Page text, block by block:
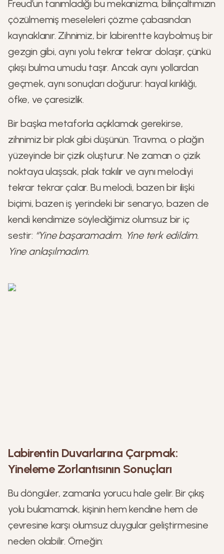
Freud’un tanımladığı bu mekanizma, bilinçaltımızın
çözülmemiş meseleleri çözme çabasından
kaynaklanır. Zihnimiz, bir labirentte kaybolmuş bir
gezgin gibi, aynı yolu tekrar tekrar dolaşır, çünkü
çıkışı bulma umudu taşır. Ancak aynı yollardan
geçmek, aynı sonuçları doğurur: hayal kırıklığı,
öfke, ve çaresizlik.
Bir başka metaforla açıklamak gerekirse,
zihnimiz bir plak gibi düşünün. Travma, o plağın
yüzeyinde bir çizik oluşturur. Ne zaman o çizik
noktaya ulaşsak, plak takılır ve aynı melodiyi
tekrar tekrar çalar. Bu melodi, bazen bir ilişki
biçimi, bazen iş yerindeki bir senaryo, bazen de
kendi kendimize söylediğimiz olumsuz bir iç
sestir: “Yine başaramadım. Yine terk edildim.
Yine anlaşılmadım.
Labirentin Duvarlarına Çarpmak:
Yineleme Zorlantısının Sonuçları
Bu döngüler, zamanla yorucu hale gelir. Bir çıkış
yolu bulamamak, kişinin hem kendine hem de
çevresine karşı olumsuz duygular geliştirmesine
neden olabilir. Örneğin: